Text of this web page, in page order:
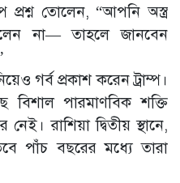
প্রশ্ন তোলেন, “আপনি অস্ত্র
না— তাহলে জানবেন
গর্ব প্রকাশ করেন ট্রাম্প।
বিশাল পারমাণবিক শক্তি
রাশিয়া দ্বিতীয় স্থানে,
পাঁচ বছরের মধ্যে তারা